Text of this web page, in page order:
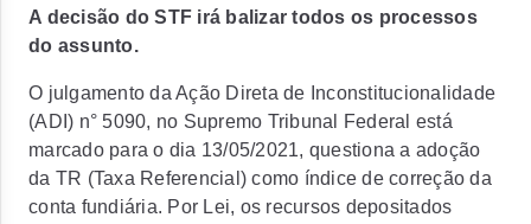
A decisão do STF irá balizar todos os processos
do assunto.
O julgamento da Ação Direta de Inconstitucionalidade
(ADI) n° 5090, no Supremo Tribunal Federal está
marcado para o dia 13/05/2021, questiona a adoção
da TR (Taxa Referencial) como índice de correção da
conta fundiária. Por Lei, os recursos depositados